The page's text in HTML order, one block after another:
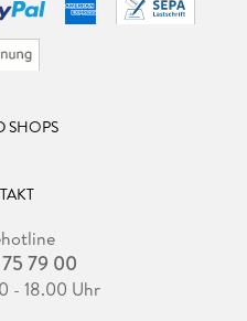
SHOPS
79 00
- 18.00 Uhr